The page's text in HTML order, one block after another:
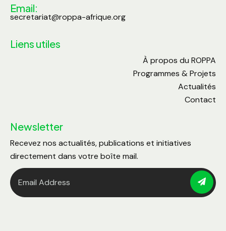
Email:
secretariat@roppa-afrique.org
Liens utiles
À propos du ROPPA
Programmes & Projets
Actualités
Contact
Newsletter
Recevez nos actualités, publications et initiatives
directement dans votre boîte mail.